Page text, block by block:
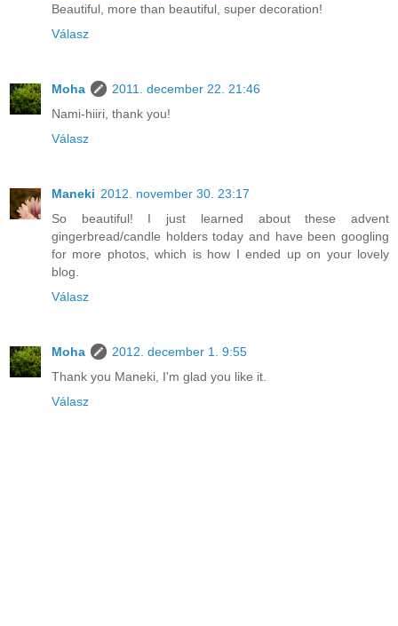
Beautiful, more than beautiful, super decoration!
Válasz
Moha
2011. december 22. 21:46
Nami-hiiri, thank you!
Válasz
Maneki 2012. november 30. 23:17
So beautiful! I just learned about these advent
gingerbread/candle holders today and have been googling
for more photos, which is how I ended up on your lovely
blog.
Válasz
Moha
2012. december 1. 9:55
Thank you Maneki, I'm glad you like it.
Válasz